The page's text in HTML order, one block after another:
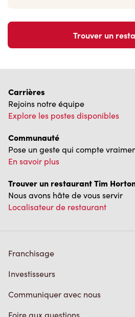
Carrières
Explore les postes disponibles
Communauté
Pose un geste qui compte vraiment
En savoir plus
Trouver un restaurant Tim Hortons
Nous avons hâte de vous servir
Localisateur de restaurant
Franchisage
Communiquer avec nous
Foire aux questions
Politique de confidentialité